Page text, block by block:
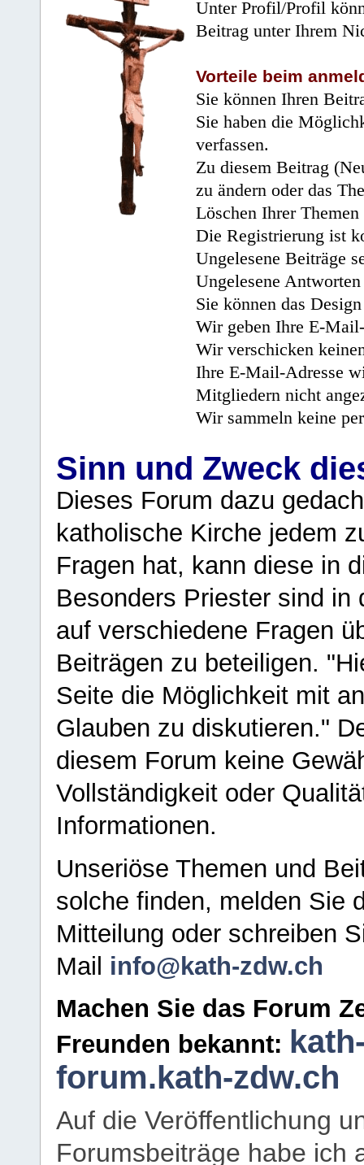
Unter Profil/Profil
Beitrag unter Ihrem
Vorteile beim
Sie können Ihren
Sie haben die
verfassen.
Zu diesem Beitrag
zu ändern oder das
Löschen Ihrer
Die Registrierung ist
Ungelesene Beiträge
Ungelesene
Sie können das
Wir geben Ihre E-
Wir verschicken
Ihre E-Mail-Adresse
Mitgliedern nicht
Wir sammeln keine
Sinn und Zweck
Dieses Forum dazu
katholische Kirche jedem
Fragen hat, kann diese in
Besonders Priester sind in
auf verschiedene Fragen
Beiträgen zu beteiligen.
Seite die Möglichkeit mit
Glauben zu diskutieren."
diesem Forum keine
Vollständigkeit oder
Informationen.
Unseriöse Themen und
solche finden, melden Sie
Mitteilung oder schreiben
Mail info@kath-zdw.ch
Machen Sie das Forum
Freunden bekannt:
forum.kath-zdw.ch
Auf die Veröffentlichung
Forumsbeiträge habe ich